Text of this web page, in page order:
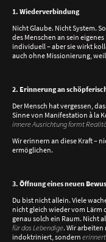
1. Wiederverbindung
Nicht Glaube. Nicht System.
des Menschen an sein
individuell – aber sie wirkt
auch ohne Missionierung, weil
2. Erinnerung an
Der Mensch hat vergessen,
Sinne von Manifestation à la
innere Ausrichtung formt
Wir erinnern an diese Kraft –
ermöglichen.
3. Öffnung eines neuen
Du bist nicht allein. Viele
nicht gleich wieder vom Lärm
genau solch ein Raum. Nicht
für das Lebendige. Wir
indoktriniert, sondern erinnert